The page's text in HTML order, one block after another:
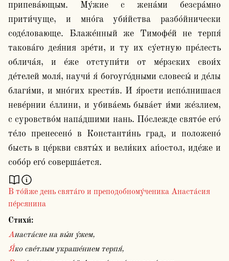
припева́ющым. Му́жие с жена́ми безсра́мно
прити́чуще, и мно́га уби́йства разбо́йнически
соде́ловающе. Блаже́нный же Тимофе́й не терпя́
такова́го дея́ния зре́ти, и ту их су́етную пре́лесть
облича́я, и е́же отступи́ти от ме́рзских свои́х
де́телей моля́, научи́ я́ богоуго́дными словесы́ и де́лы
благи́ми, и мно́гих крести́в. И я́рости испо́лнишася
неве́рнии е́ллини, и убива́емь быва́ет и́ми же́злием,
с суровство́м напа́дшими нань. По́слежде свято́е его́
те́ло пренесено́ в Константи́нь град, и положено́
бысть в це́ркви святы́х и вели́ких ап́остол, иде́же и
В то́йже день свята́го и преподобному́ченика Анаста́сия
пе́рсянина
Стихи́:
Анаста́сие на вы́и у́жем,
Я́ко све́тлым украше́нием терпя́,